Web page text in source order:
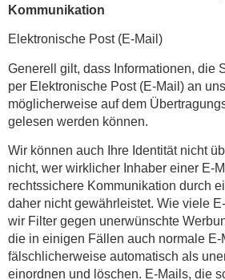
Kommunikation
Elektronische Post (E-Mail)
Generell gilt, dass Informationen, die
per Elektronische Post (E-Mail) an
möglicherweise auf dem
gelesen werden können.
Wir können auch Ihre Identität nicht
nicht, wer wirklicher Inhaber einer E-
rechtssichere Kommunikation durch
daher nicht gewährleistet. Wie viele
wir Filter gegen unerwünschte
die in einigen Fällen auch normale E-
fälschlicherweise automatisch als
einordnen und löschen. E-Mails, die